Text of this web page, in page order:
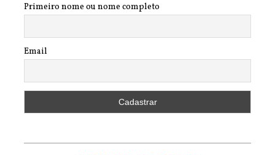
Primeiro nome ou nome completo
Email